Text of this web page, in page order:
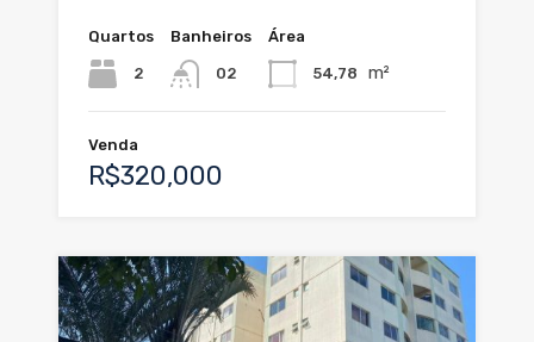
Quartos
2
Banheiros
02
Área
54,78 m²
Venda
R$320,000